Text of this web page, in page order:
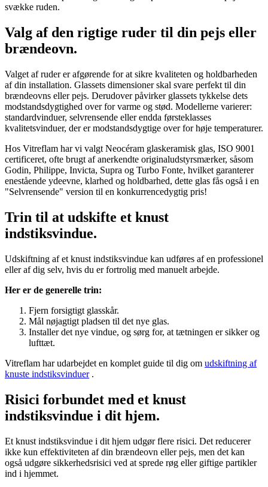
svække ruden.
Valg af den rigtige ruder til din pejs eller
brændeovn.
Valget af ruder er afgørende for at sikre kvaliteten og holdbarheden
af din installation. Glassets dimensioner skal svare perfekt til din
brændeovns eller pejs. Derudover påvirker glassets tykkelse dets
modstandsdygtighed over for varme og stød. Modellerne varierer:
standardvinduer, selvrensende eller endda førsteklasses
kvalitetsvinduer, der er modstandsdygtige over for høje temperaturer.
Hos Vitreflam har vi valgt Neocéram glaskeramisk glas, ISO 9001
certificeret, ofte brugt af anerkendte originaludstyrsmærker, såsom
Godin, Philippe, Invicta, Supra og Turbo Fonte, hvilket garanterer
enestående ydeevne, klarhed og holdbarhed, dette glas fås også i en
"Selvrensende" version til en konkurrencedygtig pris!
Trin til at udskifte et knust
indstiksvindue.
Udskiftning af et knust indstiksvindue kan udføres af en professionel
eller af dig selv, hvis du er fortrolig med manuelt arbejde.
Her er de generelle trin:
Fjern forsigtigt glasskår.
Mål nøjagtigt pladsen til det nye glas.
Installer det nye vindue, og sørg for, at tætningen er sikker og
lufttæt.
Vitreflam har udarbejdet en komplet guide til dig om udskiftning af
knuste indstiksvinduer.
Risici forbundet med et knust
indstiksvindue i dit hjem.
Et knust indstiksvindue i dit hjem udgør flere risici. Det reducerer
ikke kun effektiviteten af din brændeovn eller pejs, men det kan
også udgøre sikkerhedsrisici ved at sprede røg eller giftige partikler
ind i hjemmet.